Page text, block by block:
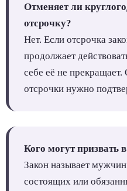
Отменяет ли
отсрочку?
Нет. Если отсрочка
продолжает
себе её не
отсрочки нужно
Кого могут призвать
Закон называет мужчин
состоящих или